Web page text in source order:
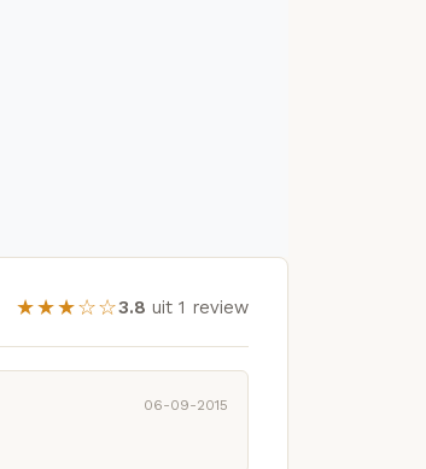
★★★☆☆3.8 uit 1 review
06-09-2015